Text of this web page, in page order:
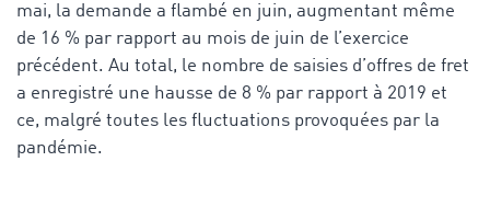
mai, la demande a flambé en juin, augmentant même
de 16 % par rapport au mois de juin de l’exercice
précédent. Au total, le nombre de saisies d’offres de fret
a enregistré une hausse de 8 % par rapport à 2019 et
ce, malgré toutes les fluctuations provoquées par la
pandémie.